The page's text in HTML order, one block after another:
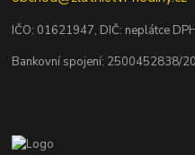
IČO: 01621947, DIČ: neplátce
Bankovní spojení: 2500452838/